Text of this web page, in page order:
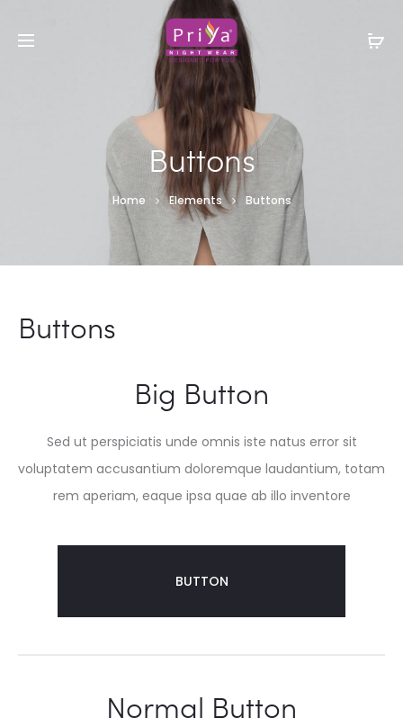
Buttons
Home Elements Buttons
Buttons
Big Button
Sed ut perspiciatis unde omnis iste natus error sit
voluptatem accusantium doloremque laudantium, totam
rem aperiam, eaque ipsa quae ab illo inventore
BUTTON
Normal Button